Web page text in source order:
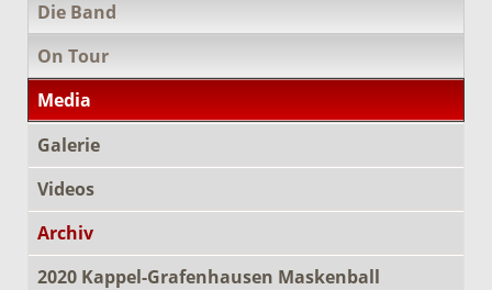
Die Band
On Tour
Media
Galerie
Videos
Archiv
2020 Kappel-Grafenhausen Maskenball